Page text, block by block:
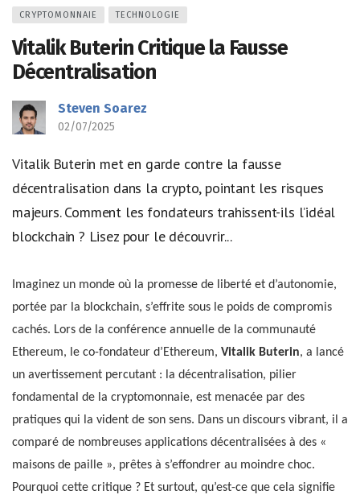
CRYPTOMONNAIE TECHNOLOGIE
Vitalik Buterin Critique la Fausse
Décentralisation
Steven Soarez
02/07/2025
Vitalik Buterin met en garde contre la fausse
décentralisation dans la crypto, pointant les risques
majeurs. Comment les fondateurs trahissent-ils l’idéal
blockchain ? Lisez pour le découvrir...
Imaginez un monde où la promesse de liberté et d’autonomie,
portée par la blockchain, s’effrite sous le poids de compromis
cachés. Lors de la conférence annuelle de la communauté
Ethereum, le co-fondateur d’Ethereum, Vitalik Buterin, a lancé
un avertissement percutant : la décentralisation, pilier
fondamental de la cryptomonnaie, est menacée par des
pratiques qui la vident de son sens. Dans un discours vibrant, il a
comparé de nombreuses applications décentralisées à des «
maisons de paille », prêtes à s’effondrer au moindre choc.
Pourquoi cette critique ? Et surtout, qu’est-ce que cela signifie